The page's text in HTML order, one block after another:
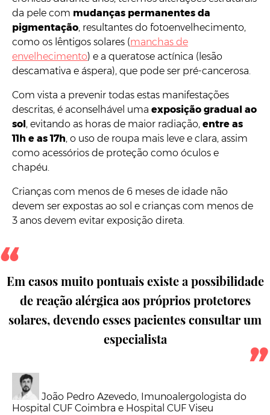
da pele com mudanças permanentes da
pigmentação, resultantes do fotoenvelhecimento,
como os lêntigos solares (manchas de
envelhecimento) e a queratose actínica (lesão
descamativa e áspera), que pode ser pré-cancerosa.
Com vista a prevenir todas estas manifestações
descritas, é aconselhável uma exposição gradual ao
sol , evitando as horas de maior radiação, entre as
11h e as 17h, o uso de roupa mais leve e clara, assim
como acessórios de proteção como óculos e
chapéu.
Crianças com menos de 6 meses de idade não
devem ser expostas ao sol e crianças com menos de
3 anos devem evitar exposição direta.
Em casos muito pontuais existe a possibilidade
de reação alérgica aos próprios protetores
solares, devendo esses pacientes consultar um
especialista
João Pedro Azevedo, Imunoalergologista do
Hospital CUF Coimbra e Hospital CUF Viseu